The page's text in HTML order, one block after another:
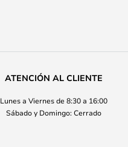
ATENCIÓN AL CLIENTE
Lunes a Viernes de 8:30 a 16:00
Sábado y Domingo: Cerrado